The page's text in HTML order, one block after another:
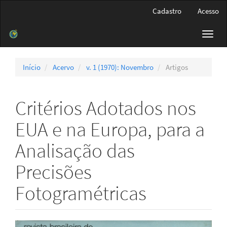
Barra
Cadastro Acesso
Início Acervo v. 1 (1970): Novembro Artigos
Critérios Adotados nos
EUA e na Europa, para a
Analisação das
Precisões
Fotogramétricas